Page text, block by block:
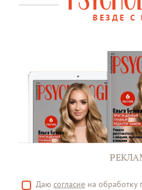
ВЕЗДЕ С
Даю согласие на обработку